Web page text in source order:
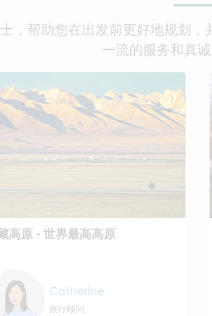
，帮助您在出发前更好地规划
一流的服务和真诚
高原 - 世界最高高原
Catherine
旅行顾问